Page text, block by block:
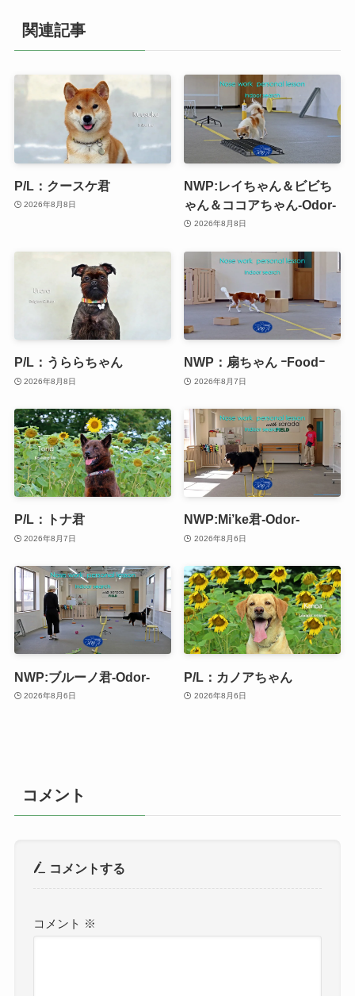
関連記事
P/L：クースケ君
2026年8月8日
NWP:レイちゃん＆ビビち
ゃん＆ココアちゃん-Odor-
2026年8月8日
P/L：うららちゃん
2026年8月8日
NWP：扇ちゃん ｰFoodｰ
2026年8月7日
P/L：トナ君
2026年8月7日
NWP:Mi’ke君-Odor-
2026年8月6日
NWP:ブルーノ君-Odor-
2026年8月6日
P/L：カノアちゃん
2026年8月6日
コメント
コメントする
コメント ※